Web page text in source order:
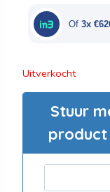
Of 3x
Uitverkocht
Stuur